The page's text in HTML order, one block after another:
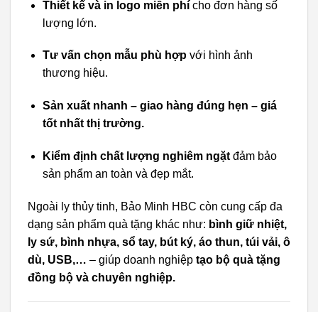
Thiết kế và in logo miễn phícho đơn hàng số
lượng lớn.
Tư vấn chọn mẫu phù hợpvới hình ảnh
thương hiệu.
Sản xuất nhanh – giao hàng đúng hẹn – giá
tốt nhất thị trường.
Kiểm định chất lượng nghiêm ngặtđảm bảo
sản phẩm an toàn và đẹp mắt.
Ngoài ly thủy tinh, Bảo Minh HBC còn cung cấp đa
dạng sản phẩm quà tặng khác như: bình giữ nhiệt,
ly sứ, bình nhựa, sổ tay, bút ký, áo thun, túi vải, ô
dù, USB,… – giúp doanh nghiệp tạo bộ quà tặng
đồng bộ và chuyên nghiệp.